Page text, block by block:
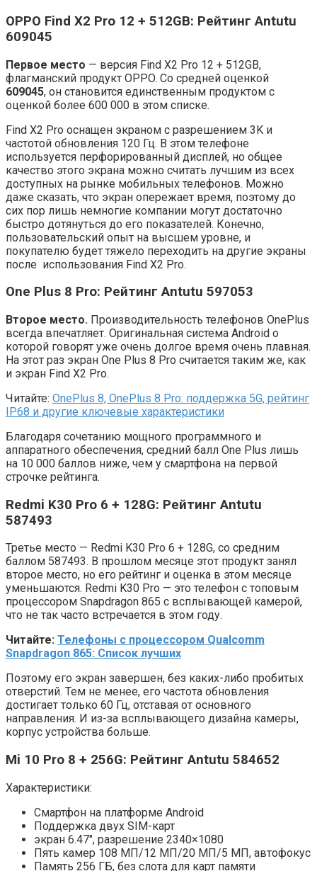
OPPO Find X2 Pro 12 + 512GB: Рейтинг Antutu
609045
Первое место — версия Find X2 Pro 12 + 512GB,
флагманский продукт OPPO. Со средней оценкой
609045, он становится единственным продуктом с
оценкой более 600 000 в этом списке.
Find X2 Pro оснащен экраном с разрешением 3K и
частотой обновления 120 Гц. В этом телефоне
используется перфорированный дисплей, но общее
качество этого экрана можно считать лучшим из всех
доступных на рынке мобильных телефонов. Можно
даже сказать, что экран опережает время, поэтому до
сих пор лишь немногие компании могут достаточно
быстро дотянуться до его показателей. Конечно,
пользовательский опыт на высшем уровне, и
покупателю будет тяжело переходить на другие экраны
после использования Find X2 Pro.
One Plus 8 Pro: Рейтинг Antutu 597053
Второе место. Производительность телефонов OnePlus
всегда впечатляет. Оригинальная система Android о
которой говорят уже очень долгое время очень плавная.
На этот раз экран One Plus 8 Pro считается таким же, как
и экран Find X2 Pro.
Читайте: OnePlus 8, OnePlus 8 Pro: поддержка 5G, рейтинг
IP68 и другие ключевые характеристики
Благодаря сочетанию мощного программного и
аппаратного обеспечения, средний балл One Plus лишь
на 10 000 баллов ниже, чем у смартфона на первой
строчке рейтинга.
Redmi K30 Pro 6 + 128G: Рейтинг Antutu
587493
Третье место — Redmi K30 Pro 6 + 128G, со средним
баллом 587493. В прошлом месяце этот продукт занял
второе место, но его рейтинг и оценка в этом месяце
уменьшаются. Redmi K30 Pro — это телефон с топовым
процессором Snapdragon 865 с всплывающей камерой,
что не так часто встречается в этом году.
Читайте: Телефоны с процессором Qualcomm
Snapdragon 865: Список лучших
Поэтому его экран завершен, без каких-либо пробитых
отверстий. Тем не менее, его частота обновления
достигает только 60 Гц, отставая от основного
направления. И из-за всплывающего дизайна камеры,
корпус устройства больше.
Mi 10 Pro 8 + 256G: Рейтинг Antutu 584652
Характеристики:
Смартфон на платформе Android
Поддержка двух SIM-карт
экран 6.47″, разрешение 2340×1080
Пять камер 108 МП/12 МП/20 МП/5 МП, автофокус
Память 256 ГБ, без слота для карт памяти